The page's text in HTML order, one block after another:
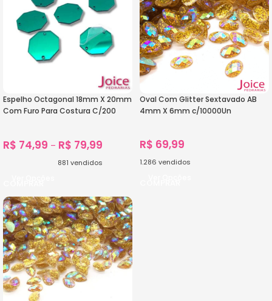
Espelho Octagonal 18mm X 20mm
Com Furo Para Costura C/200
R$ 74,99 – R$ 79,99
881 vendidos
Oval Com Glitter Sextavado AB
4mm X 6mm c/10000Un
R$ 69,99
1.286 vendidos